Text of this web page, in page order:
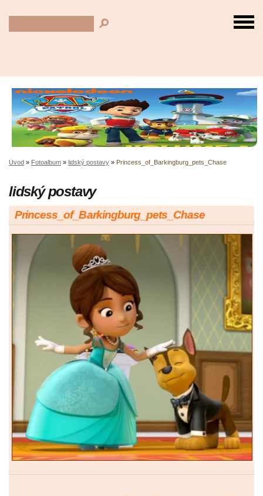
Úvod » Fotoalbum » lidský postavy » Princess_of_Barkingburg_pets_Chase
lidský postavy
Princess_of_Barkingburg_pets_Chase